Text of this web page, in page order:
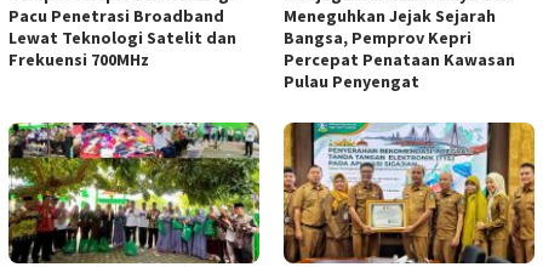
Pacu Penetrasi Broadband
Lewat Teknologi Satelit dan
Frekuensi 700MHz
Meneguhkan Jejak Sejarah
Bangsa, Pemprov Kepri
Percepat Penataan Kawasan
Pulau Penyengat